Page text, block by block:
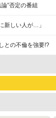
論”否定の番組
新しい人が…」
との不倫を強要!?